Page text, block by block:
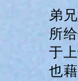
弟
所
于
也